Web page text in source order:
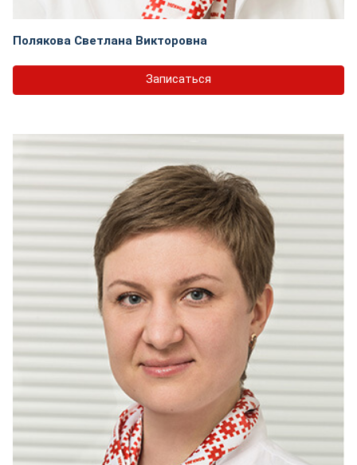
Полякова Светлана Викторовна
Записаться